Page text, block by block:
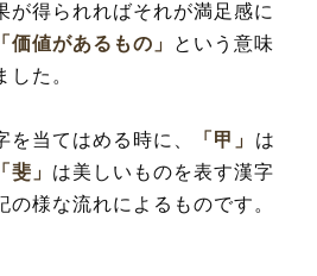
が得られればそれが満足感に
「価値があるもの」
という意味
た。
を当てはめる時に、 「甲」 は
「斐」 は美しいものを表す漢字
様な流れによるものです。